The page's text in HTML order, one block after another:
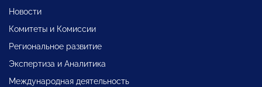
Новости
Комитеты и Комиссии
Региональное развитие
Экспертиза и Аналитика
Международная деятельность